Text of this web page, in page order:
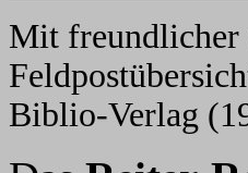
Mit freundlicher
Biblio-Verlag